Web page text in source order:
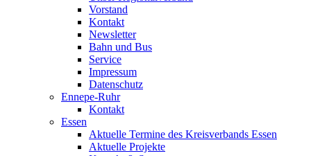
Vorstand
Kontakt
Newsletter
Bahn und Bus
Service
Impressum
Datenschutz
Ennepe-Ruhr
Kontakt
Essen
Aktuelle Termine des Kreisverbands Essen
Aktuelle Projekte